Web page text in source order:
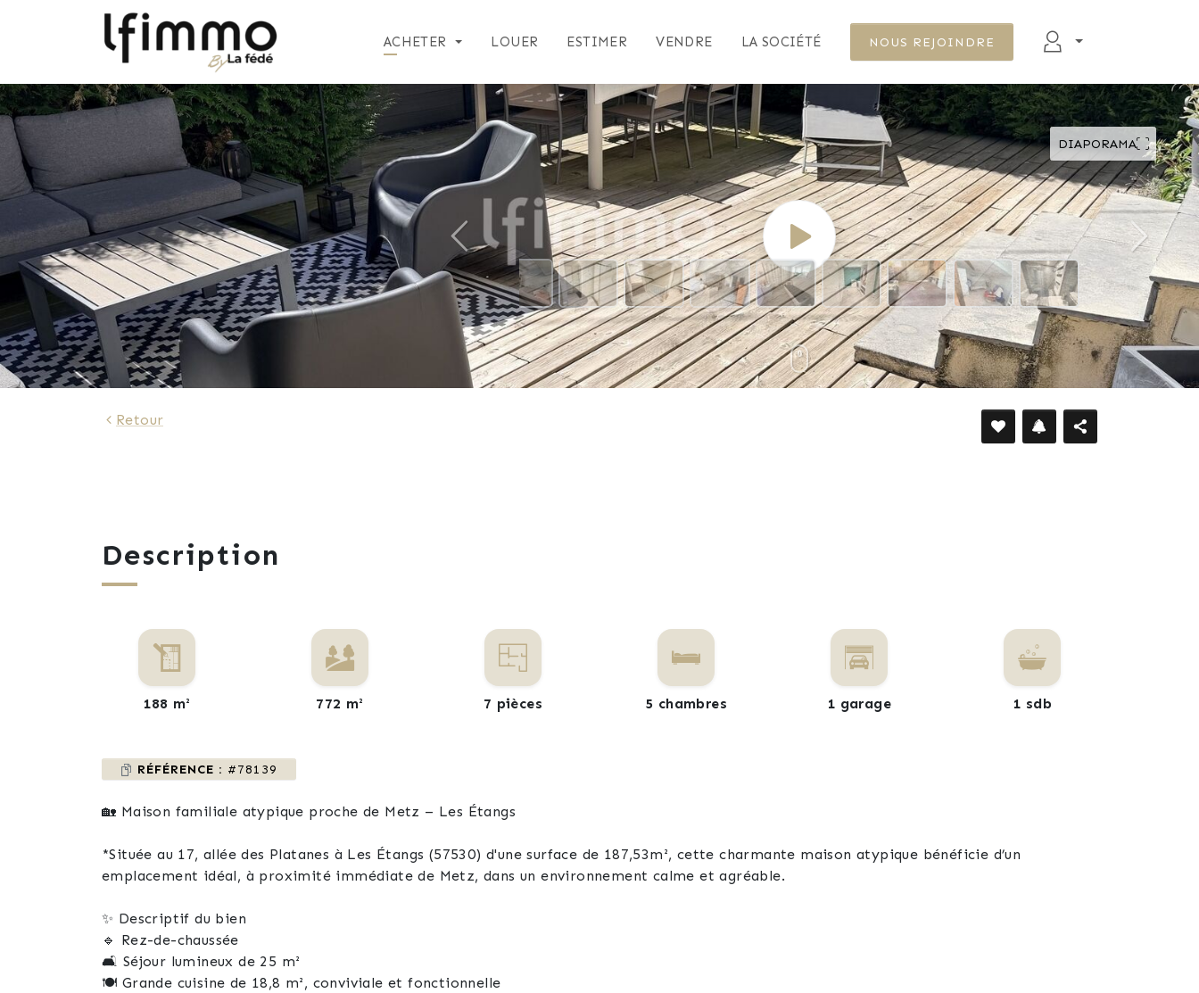
ACHETER LOUER ESTIMER VENDRE LA SOCIÉTÉ NOUS REJOINDRE
1 452 €
DIAPORAMA
DÉFILER VERS LE BAS
Retour
Description
188 m² 772 m² 7 pièces 5 chambres 1 garage 1 sdb
RÉFÉRENCE : #78139
🏡 Maison familiale atypique proche de Metz – Les Étangs
*Située au 17, allée des Platanes à Les Étangs (57530) d'une surface de 187,53m², cette charmante maison atypique bénéficie d’un
emplacement idéal, à proximité immédiate de Metz, dans un environnement calme et agréable.
✨ Descriptif du bien
🔹 Rez-de-chaussée
🛋️ Séjour lumineux de 25 m²
🍽️ Grande cuisine de 18,8 m², conviviale et fonctionnelle